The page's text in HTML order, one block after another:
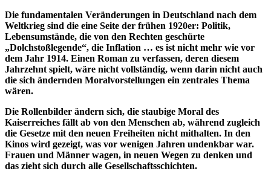
Die fundamentalen Veränderungen in Deutschland nach dem
Weltkrieg sind die eine Seite der frühen 1920er: Politik,
Lebensumstände, die von den Rechten geschürte
„Dolchstoßlegende“, die Inflation … es ist nicht mehr wie vor
dem Jahr 1914. Einen Roman zu verfassen, deren diesem
Jahrzehnt spielt, wäre nicht vollständig, wenn darin nicht auch
die sich ändernden Moralvorstellungen ein zentrales Thema
wären.
Die Rollenbilder ändern sich, die staubige Moral des
Kaiserreiches fällt ab von den Menschen ab, während zugleich
die Gesetze mit den neuen Freiheiten nicht mithalten. In den
Kinos wird gezeigt, was vor wenigen Jahren undenkbar war.
Frauen und Männer wagen, in neuen Wegen zu denken und
das zieht sich durch alle Gesellschaftsschichten.